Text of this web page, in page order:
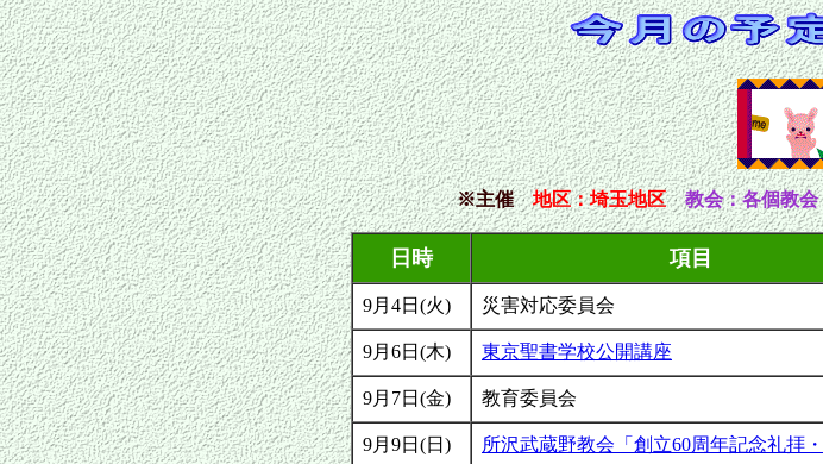
※主催 地区：埼玉地区 教会：各個教会
日時 項目
9月4日(火) 災害対応委員会
9月6日(木) 東京聖書学校公開講座
9月7日(金) 教育委員会
9月9日(日) 所沢武蔵野教会「創立60周年記念礼拝・